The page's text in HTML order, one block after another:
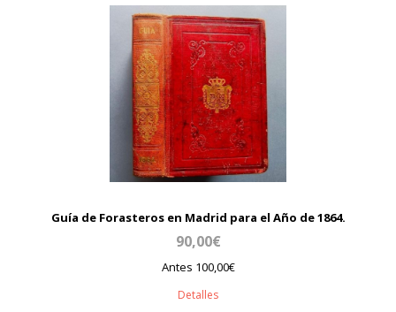
Guía de Forasteros en Madrid para el Año de 1864.
90,00€
Antes 100,00€
Detalles